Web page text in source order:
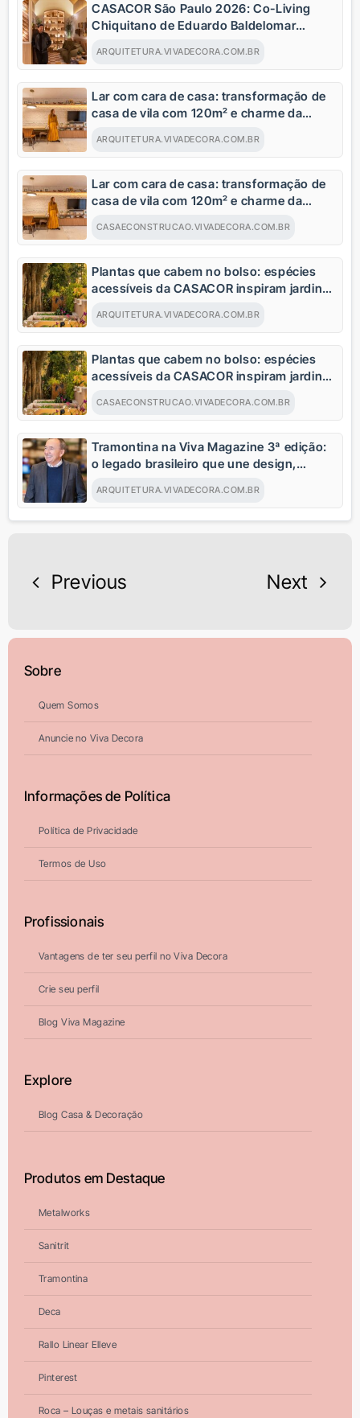
CASACOR São Paulo 2026: Co-Living
Chiquitano de Eduardo Baldelomar
ARQUITETURA.VIVADECORA.COM.BR
Lar com cara de casa: transformação de
casa de vila com 120m² e charme da
ARQUITETURA.VIVADECORA.COM.BR
Lar com cara de casa: transformação de
casa de vila com 120m² e charme da
CASAECONSTRUCAO.VIVADECORA.COM.BR
Plantas que cabem no bolso: espécies
acessíveis da CASACOR inspiram jardins
ARQUITETURA.VIVADECORA.COM.BR
Plantas que cabem no bolso: espécies
acessíveis da CASACOR inspiram jardins
CASAECONSTRUCAO.VIVADECORA.COM.BR
Tramontina na Viva Magazine 3ª edição:
o legado brasileiro que une design,
ARQUITETURA.VIVADECORA.COM.BR
Previous Next
Sobre
Quem Somos
Anuncie no Viva Decora
Informações de Política
Política de Privacidade
Termos de Uso
Profissionais
Vantagens de ter seu perfil no Viva Decora
Crie seu perfil
Blog Viva Magazine
Explore
Blog Casa & Decoração
Produtos em Destaque
Metalworks
Sanitrit
Tramontina
Deca
Rallo Linear Elleve
Pinterest
Roca – Louças e metais sanitários